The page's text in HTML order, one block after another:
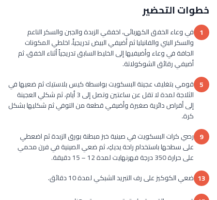
خطوات التحضير
1 في وعاء الخفق الكهربائي، اخفقي الزبدة والجبن والسكر الناعم
والسكر البني والفانيليا ثم أضيفي البيض تدريجياً، اخلطي المكونات
الجافة في وعاء وأضيفيها إلى الخليط السابق تدريجياً أثناء الخفق، ثم
أضيفي رقائق الشوكولاتة.
5 قومي بتغليف عجينة البسكويت بواسطة كيس بلاستيك ثم ضعيها في
الثلاجة لمدة لا تقل عن ساعتين وتصل إلى 3 أيام، ثم شكلي العجينة
إلى أقراص دائرية صغيرة وأضيفي قطعة من التوفي ثم شكليها بشكل
كرة.
9 رصي كرات البسكويت في صينية خبز مبطنة بورق الزبدة ثم اضعطي
على سطحها باستخدام راحة يديكِ، ثم ضعي الصينية في فرن محمي
على حرارة 350 درجة فهرنهايت لمدة 12 – 15 دقيقة.
13 ضعي الكوكيز على رف التبريد الشبكي لمدة 10 دقائق.